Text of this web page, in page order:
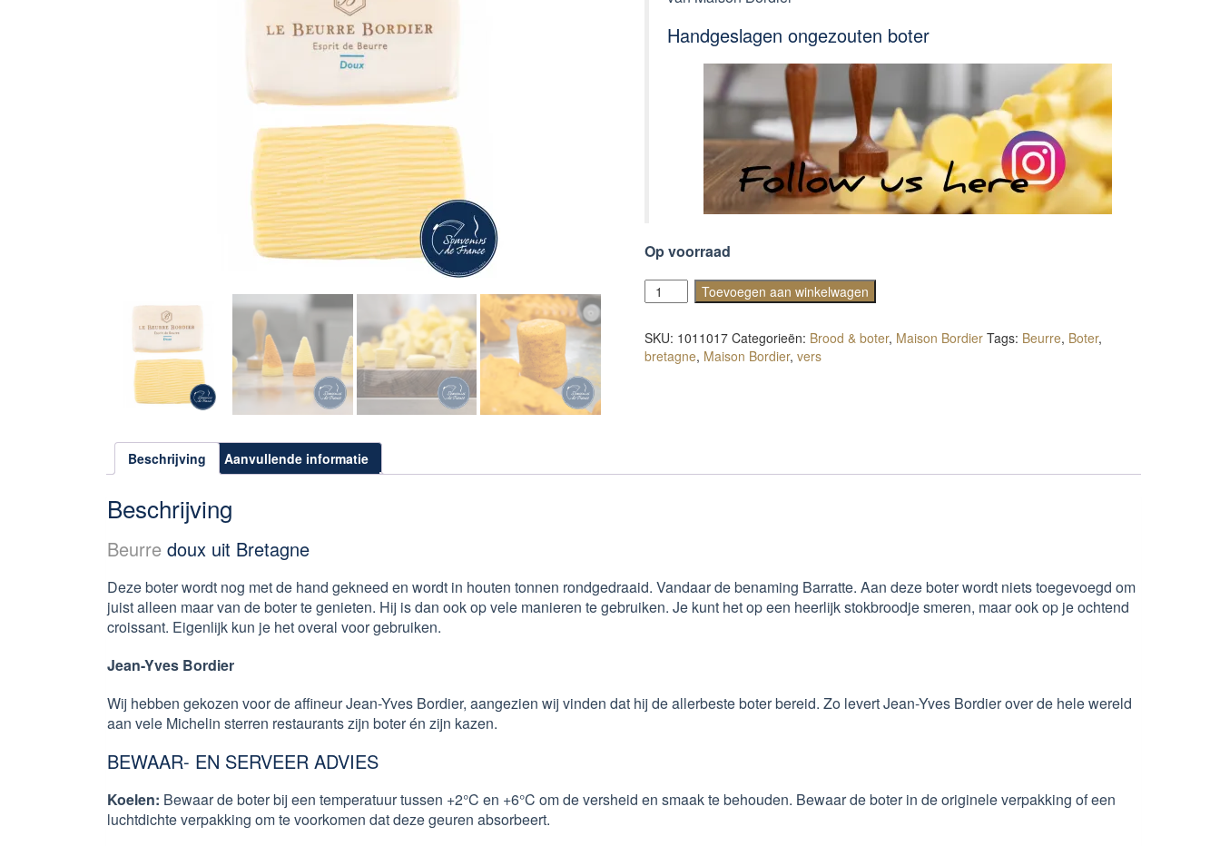
Handgeslagen ongezouten boter
Op voorraad
Beurre
doux
Toevoegen aan winkelwagen
SKU: 1011017 Categorieën: Brood & boter, Maison Bordier Tags: Beurre, Boter,
bretagne, Maison Bordier, vers
Beschrijving Aanvullende informatie
Beschrijving
Beurre doux uit Bretagne
Deze boter wordt nog met de hand gekneed en wordt in houten tonnen rondgedraaid. Vandaar de benaming Barratte. Aan deze boter wordt niets toegevoegd om
juist alleen maar van de boter te genieten. Hij is dan ook op vele manieren te gebruiken. Je kunt het op een heerlijk stokbroodje smeren, maar ook op je ochtend
croissant. Eigenlijk kun je het overal voor gebruiken.
Jean-Yves Bordier
Wij hebben gekozen voor de affineur Jean-Yves Bordier, aangezien wij vinden dat hij de allerbeste boter bereid. Zo levert Jean-Yves Bordier over de hele wereld
aan vele Michelin sterren restaurants zijn boter én zijn kazen.
BEWAAR- EN SERVEER ADVIES
Koelen: Bewaar de boter bij een temperatuur tussen +2°C en +6°C om de versheid en smaak te behouden. Bewaar de boter in de originele verpakking of een
luchtdichte verpakking om te voorkomen dat deze geuren absorbeert.